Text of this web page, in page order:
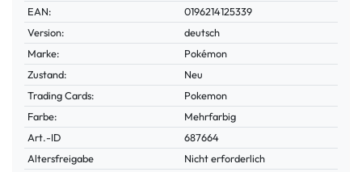
Technisches
Merkmal
Wert
EAN:
0196214125339
Version:
deutsch
Marke:
Pokémon
Zustand:
Neu
Trading Cards:
Pokemon
Farbe:
Mehrfarbig
Technisches
Merkmal
Wert
Art.-ID
687664
Altersfreigabe
Nicht erforderlich